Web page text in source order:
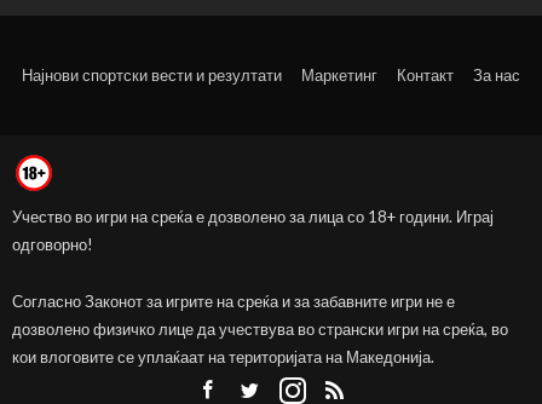
Најнови спортски вести и резултати Маркетинг Контакт За нас
Учество во игри на среќа е дозволено за лица со 18+ години. Играј
одговорно!
Согласно Законот за игрите на среќа и за забавните игри не е
дозволено физичко лице да учествува во странски игри на среќа, во
кои влоговите се уплаќаат на територијата на Македонија.